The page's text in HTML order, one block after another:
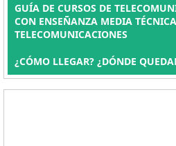
GUÍA DE CURSOS DE
CON ENSEÑANZA MEDIA
TELECOMUNICACIONES
¿CÓMO LLEGAR? ¿DÓNDE